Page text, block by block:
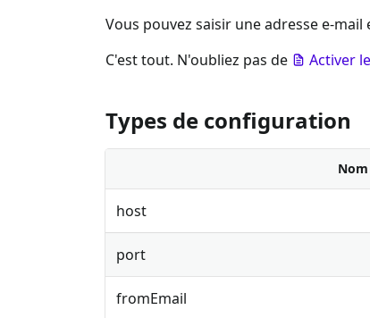
Vous pouvez saisir une adresse e-
C'est tout. N'oubliez pas de
Activer
Types de configuration
Nom
host
port
fromEmail